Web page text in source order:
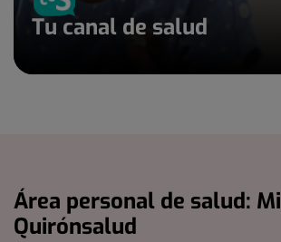
Tu canal de salud
Área personal de salud: Mi
Quirónsalud